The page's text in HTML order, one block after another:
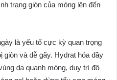
trạng giòn của móng lên đến
là yếu tố cực kỳ quan trọng
giòn và dễ gãy. Hydrat hóa đầy
da quanh móng, duy trì độ